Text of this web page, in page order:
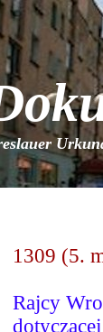
1309 (5.
Rajcy